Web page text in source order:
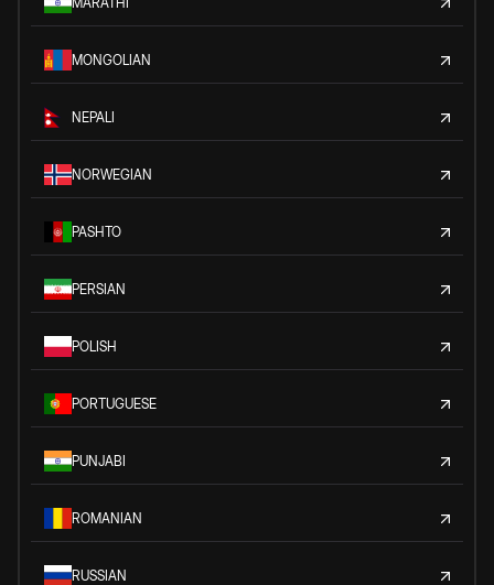
MONGOLIAN
NEPALI
NORWEGIAN
PASHTO
PERSIAN
POLISH
PORTUGUESE
PUNJABI
ROMANIAN
RUSSIAN